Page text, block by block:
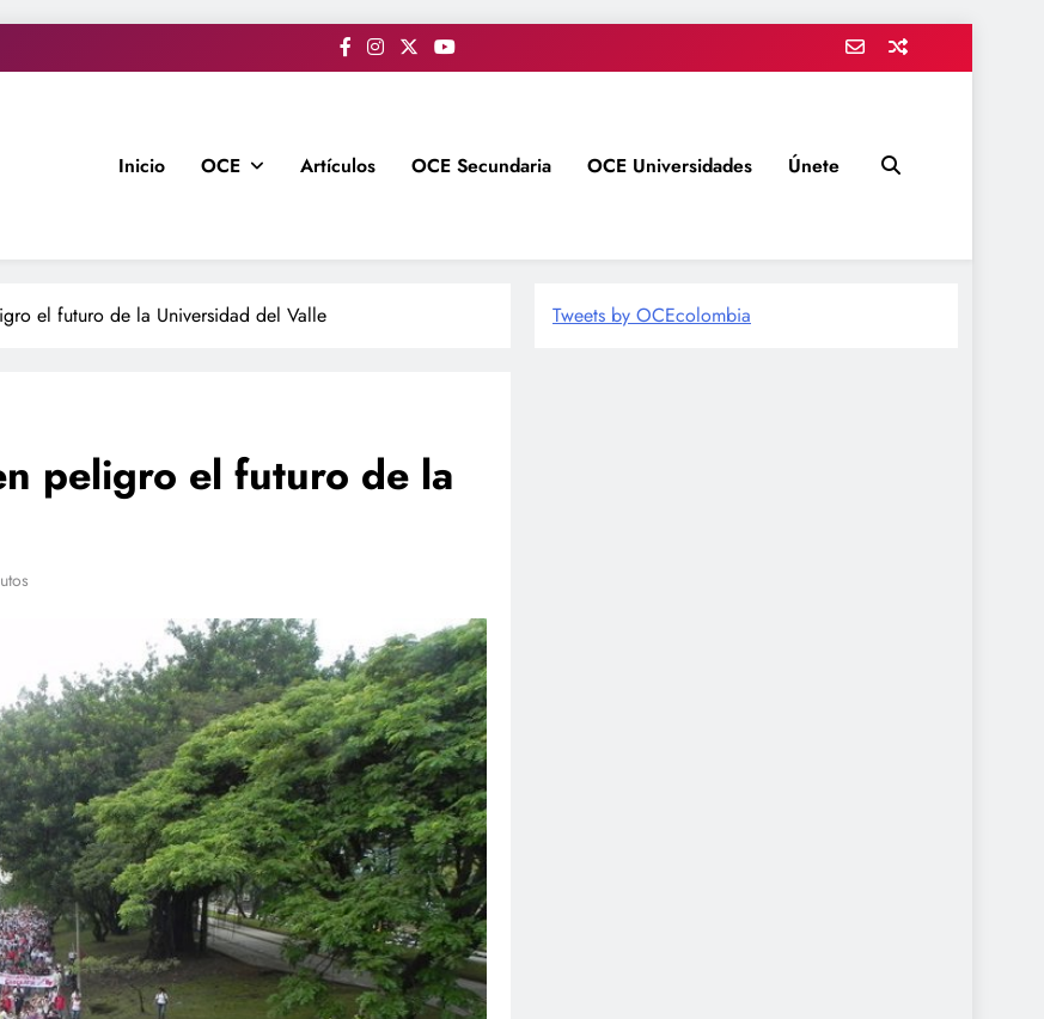
Inicio OCE Artículos OCE Secundaria OCE Universidades Únete
el futuro de la Universidad del Valle
peligro el futuro de la
Tweets by OCEcolombia